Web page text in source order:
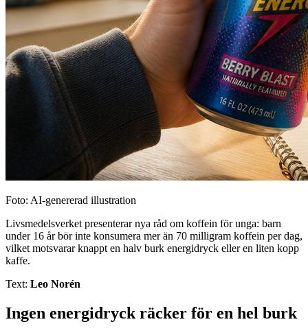
Foto: AI-genererad illustration
Livsmedelsverket presenterar nya råd om koffein för unga: barn
under 16 år bör inte konsumera mer än 70 milligram koffein per dag,
vilket motsvarar knappt en halv burk energidryck eller en liten kopp
kaffe.
Text: Leo Norén
Ingen energidryck räcker för en hel burk